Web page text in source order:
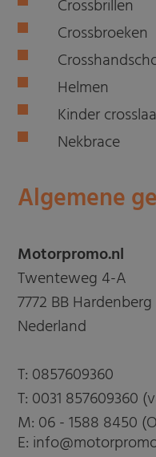
Crossbrillen
Crossbroeken
Helmen
Kinder
Nekbrace
Algemene
Motorpromo.nl
Twenteweg 4-A
7772 BB Hardenberg
Nederland
T: 0857609360
T: 0031 857609360
M: 06 - 1588 8450
E: